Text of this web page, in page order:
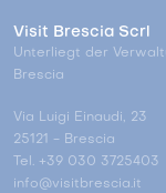
Visit Brescia Scrl
Unterliegt der
Brescia
Via Luigi Einaudi, 23
25121 - Brescia
Tel. +39 030 3725403
info@visitbrescia.it